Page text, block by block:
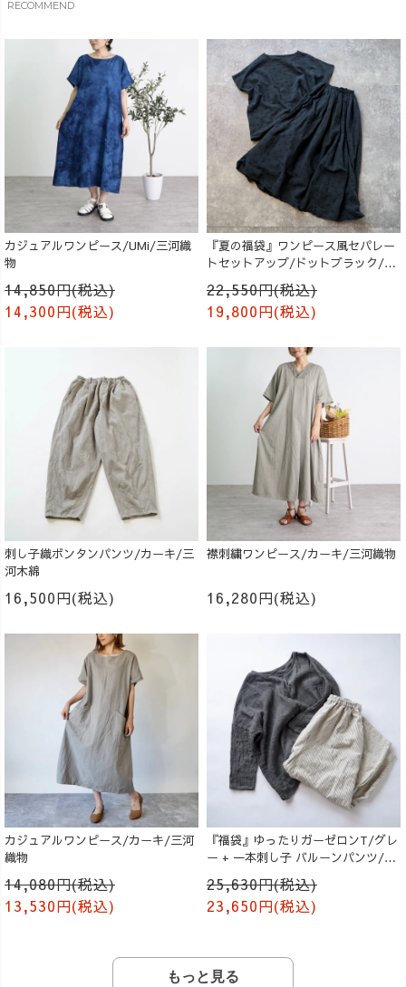
RECOMMEND
カジュアルワンピース/UMi/三河織
物
14,850円(税込)
14,300円(税込)
『夏の福袋』ワンピース風セパレー
トセットアップ/ドットブラック/遠
22,550円(税込)
19,800円(税込)
刺し子織ボンタンパンツ/カーキ/三
河木綿
16,500円(税込)
襟刺繍ワンピース/カーキ/三河織物
16,280円(税込)
カジュアルワンピース/カーキ/三河
織物
14,080円(税込)
13,530円(税込)
『福袋』ゆったりガーゼロンT/グレ
ー + 一本刺し子 バルーンパンツ/生
25,630円(税込)
23,650円(税込)
もっと見る